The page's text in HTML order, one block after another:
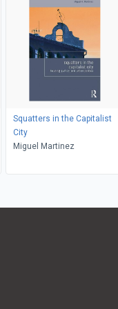
Squatters in the Capitalist
City
Miguel Martinez